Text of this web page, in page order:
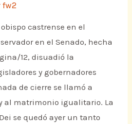
fw2
castrense en el
en el Senado, hecha
12, disuadió la
y gobernadores
de cierre se llamó a
al matrimonio igualitario. La
se quedó ayer un tanto